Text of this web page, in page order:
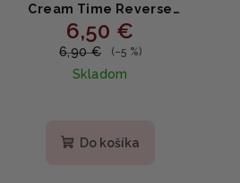
Cream Time Reverse
Zero MINI - Omladzujúci
krém s centellou a
niacinamidom 15ml
6,50 €
6,90 € (–5 %)
Skladom
Do košíka